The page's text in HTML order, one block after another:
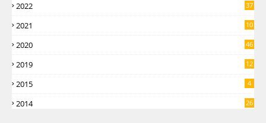
2022 37
2021 10
2020 46
2019
12
2015 4
2014 26